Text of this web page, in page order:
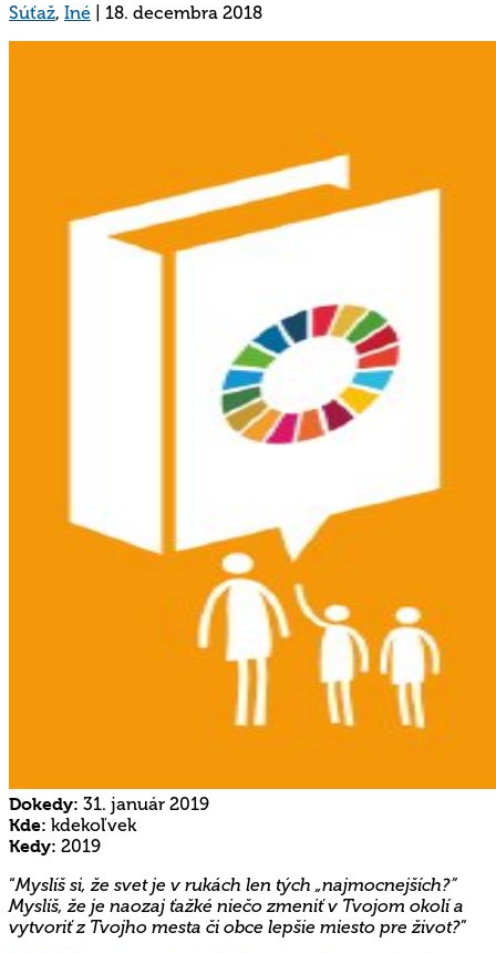
Súťaž, Iné 18. decembra 2018
Dokedy: 31. január 2019
Kde: kdekoľvek
Kedy: 2019
“Myslíš si, že svet je v rukách len tých „najmocnejších?”
Myslíš, že je naozaj ťažké niečo zmeniť v Tvojom okolí a
vytvoriť z Tvojho mesta či obce lepšie miesto pre život?”